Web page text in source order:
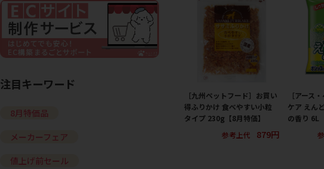
［九州ペットフード］お買い
得ふりかけ 食べやすい小粒
タイプ 230g【8月特価】
参考上代
879円
［アース
ケア えん
の香り 6L
注目キーワード
8月特価品
メーカーフェア
値上げ前セール